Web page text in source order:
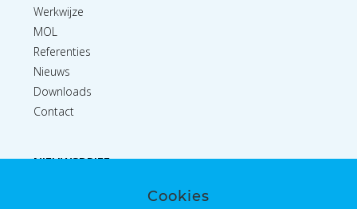
Werkwijze
MOL
Referenties
Nieuws
Downloads
Contact
NIEUWSBRIEF
Cookies